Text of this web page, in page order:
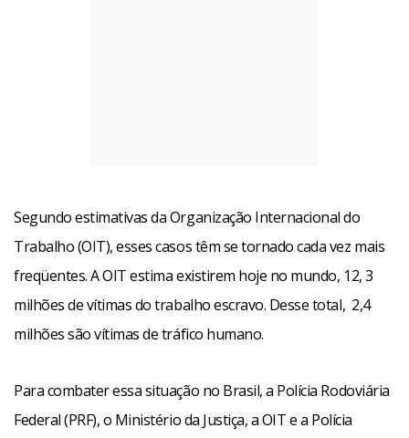
Segundo estimativas da Organização Internacional do
Trabalho (OIT), esses casos têm se tornado cada vez mais
freqüentes. A OIT estima existirem hoje no mundo, 12, 3
milhões de vítimas do trabalho escravo. Desse total, 2,4
milhões são vítimas de tráfico humano.
Para combater essa situação no Brasil, a Polícia Rodoviária
Federal (PRF), o Ministério da Justiça, a OIT e a Polícia